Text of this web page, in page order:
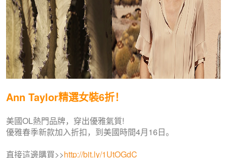
Ann Taylor精選女裝6折！
美國OL熱門品牌，穿出優雅氣質!
優雅春季新款加入折扣，到美國時間4月16日。
直接這邊購買>>http://bit.ly/1UtOGdC